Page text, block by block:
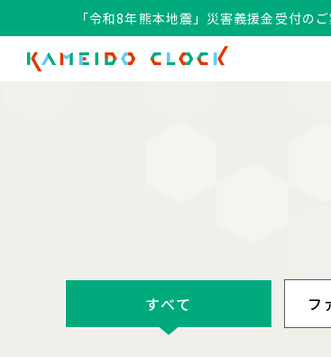
「令和8年熊本地震」災害義援金受付の
すべて フ